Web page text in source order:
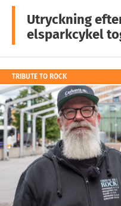
Utryckning
elsparkcykel
TRIBUTE TO ROCK